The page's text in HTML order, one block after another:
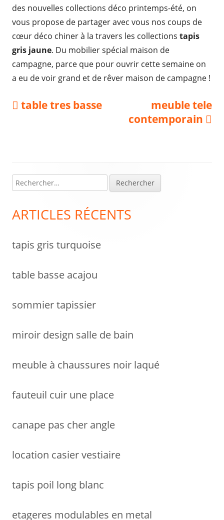
des nouvelles collections déco printemps-été, on
vous propose de partager avec vous nos coups de
cœur déco chiner à la travers les collections tapis
gris jaune. Du mobilier spécial maison de
campagne, parce que pour ouvrir cette semaine on
a eu de voir grand et de rêver maison de campagne !
Navigation
Previous
table tres basse
Next
article:
meuble tele
contemporain
Colonne
latérale
e
h
r
e
ARTICLES RÉCENTS
tapis gris turquoise
table basse acajou
sommier tapissier
miroir design salle de bain
meuble à chaussures noir laqué
fauteuil cuir une place
canape pas cher angle
location casier vestiaire
tapis poil long blanc
etageres modulables en metal